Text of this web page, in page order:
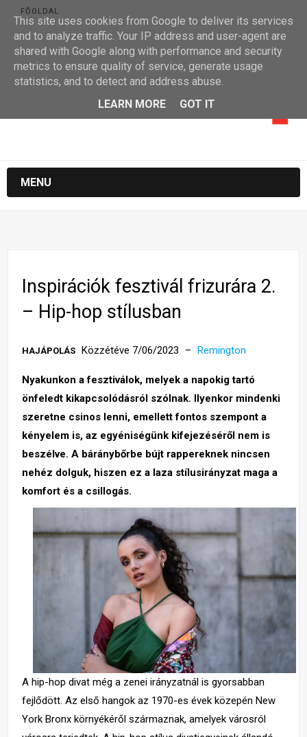
FŐOLDAL
MENU
Inspirációk fesztivál frizurára 2.
– Hip-hop stílusban
HAJÁPOLÁS Közzétéve 7/06/2023 Remington
Nyakunkon a fesztiválok, melyek a napokig tartó
önfeledt kikapcsolódásról szólnak. Ilyenkor mindenki
szeretne csinos lenni, emellett fontos szempont a
kényelem is, az egyéniségünk kifejezéséről nem is
beszélve. A báránybőrbe bújt rappereknek nincsen
nehéz dolguk, hiszen ez a laza stílusirányzat maga a
komfort és a csillogás.
A hip-hop divat még a zenei irányzatnál is gyorsabban
fejlődött. Az első hangok az 1970-es évek közepén New
York Bronx környékéről származnak, amelyek városról
This site uses cookies from Google to deliver its services
and to analyze traffic. Your IP address and user-agent are
shared with Google along with performance and security
metrics to ensure quality of service, generate usage
statistics, and to detect and address abuse.
LEARN MORE
GOT IT